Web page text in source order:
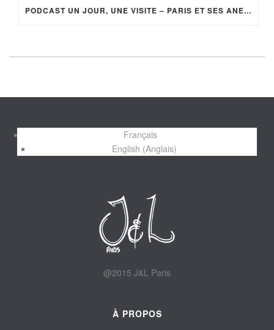
PODCAST UN JOUR, UNE VISITE – PARIS ET SES ANECDOTES (EP 3)
Français
English (Anglais)
@2015 J&L Paris
À PROPOS